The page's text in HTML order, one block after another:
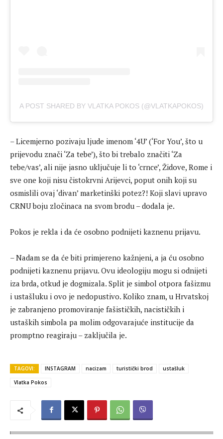
A POST SHARED BY VLATKA POKOS (@VLATKAPOKOS)
– Licemjerno pozivaju ljude imenom ‘4U’ (‘For You’, što u
prijevodu znači ‘Za tebe’), što bi trebalo značiti ‘Za
tebe/vas’, ali nije jasno uključuje li to ‘crnce’, Židove, Rome i
sve one koji nisu čistokrvni Arijevci, poput onih koji su
osmislili ovaj ‘divan’ marketinški potez?! Koji slavi upravo
CRNU boju zločinaca na svom brodu – dodala je.
Pokos je rekla i da će osobno podnijeti kaznenu prijavu.
– Nadam se da će biti primjereno kažnjeni, a ja ću osobno
podnijeti kaznenu prijavu. Ovu ideologiju mogu si odnijeti
iza brda, otkud je dogmizala. Split je simbol otpora fašizmu
i ustašluku i ovo je nedopustivo. Koliko znam, u Hrvatskoj
je zabranjeno promoviranje fašističkih, nacističkih i
ustaških simbola pa molim odgovarajuće institucije da
promptno reagiraju – zaključila je.
TAGOVI: INSTAGRAM nacizam turistički brod
ustašluk
Vlatka Pokos